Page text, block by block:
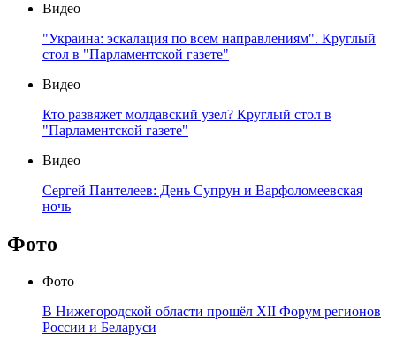
Видео
"Украина: эскалация по всем направлениям". Круглый
стол в "Парламентской газете"
Видео
Кто развяжет молдавский узел? Круглый стол в
"Парламентской газете"
Видео
Сергей Пантелеев: День Супрун и Варфоломеевская
ночь
Фото
Фото
В Нижегородской области прошёл XII Форум регионов
России и Беларуси